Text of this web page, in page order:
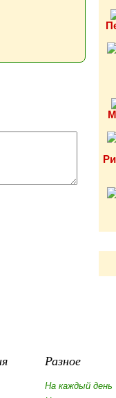
Разное
На каждый день